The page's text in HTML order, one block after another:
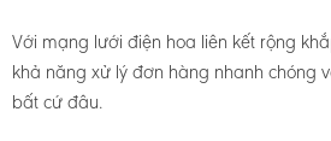
Với mạng lưới điện hoa liên kết rộng
khả năng xử lý đơn hàng nhanh chóng
bất cứ đâu.